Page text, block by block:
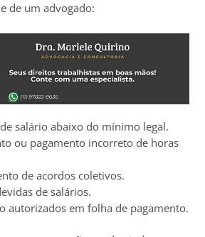
de um advogado:
salário abaixo do mínimo legal.
ou pagamento incorreto de horas
de acordos coletivos.
de salários.
autorizados em folha de pagamento.